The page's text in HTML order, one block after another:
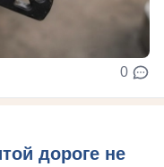
0
дороге не